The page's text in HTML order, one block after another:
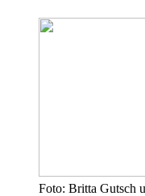
Foto: Britta Gutsch